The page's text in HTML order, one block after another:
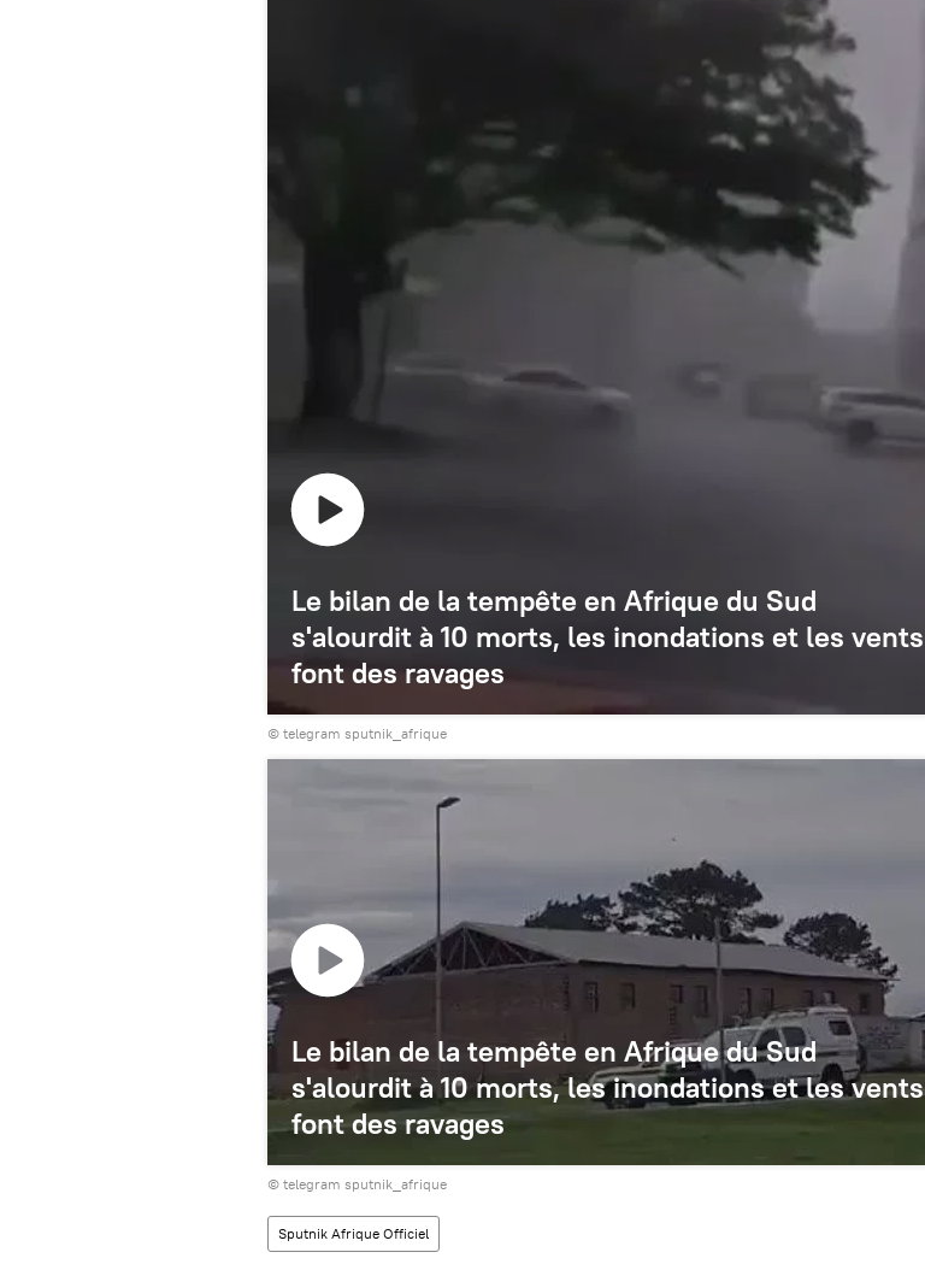
Le bilan de la tempête en Afrique du Sud
s'alourdit à 10 morts, les inondations et les vents
font des ravages
© telegram sputnik_afrique
Le bilan de la tempête en Afrique du Sud
s'alourdit à 10 morts, les inondations et les vents
font des ravages
© telegram sputnik_afrique
Sputnik Afrique Officiel